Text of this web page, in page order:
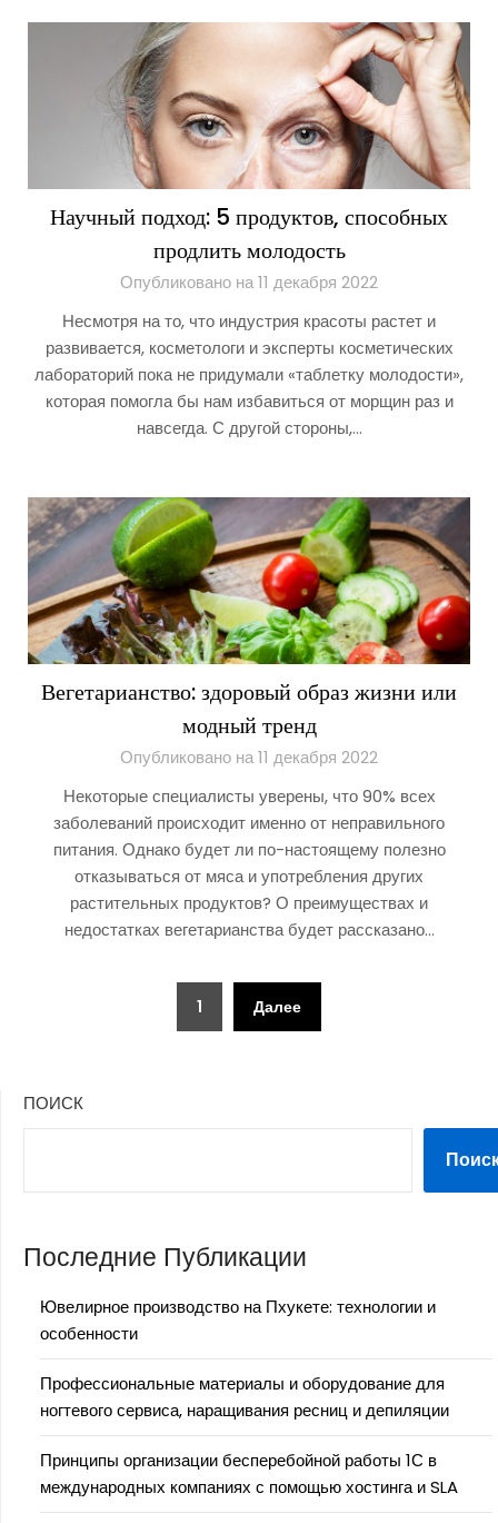
Научный подход: 5 продуктов, способных
продлить молодость
Опубликовано на 11 декабря 2022
Несмотря на то, что индустрия красоты растет и
развивается, косметологи и эксперты косметических
лабораторий пока не придумали «таблетку молодости»,
которая помогла бы нам избавиться от морщин раз и
навсегда. С другой стороны,…
Вегетарианство: здоровый образ жизни или
модный тренд
Опубликовано на 11 декабря 2022
Некоторые специалисты уверены, что 90% всех
заболеваний происходит именно от неправильного
питания. Однако будет ли по-настоящему полезно
отказываться от мяса и употребления других
растительных продуктов? О преимуществах и
недостатках вегетарианства будет рассказано…
1 Далее
ПОИСК
Последние Публикации
Ювелирное производство на Пхукете: технологии и
особенности
Профессиональные материалы и оборудование для
ногтевого сервиса, наращивания ресниц и депиляции
Принципы организации бесперебойной работы 1С в
международных компаниях с помощью хостинга и SLA